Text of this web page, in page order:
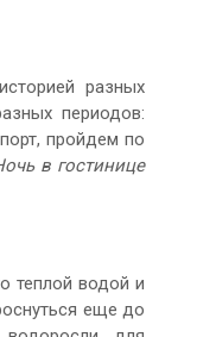
разных
периодов:
пройдем по
в гостинице
теплой водой и
еще до